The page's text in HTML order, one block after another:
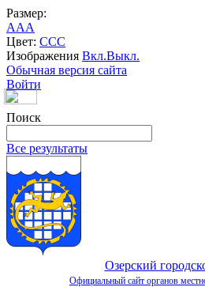
Размер:
AAA
Цвет: CCC
Изображения Вкл.Выкл.
Обычная версия сайта
Войти
Поиск
Все результаты
Озерский
Официальный сайт органов